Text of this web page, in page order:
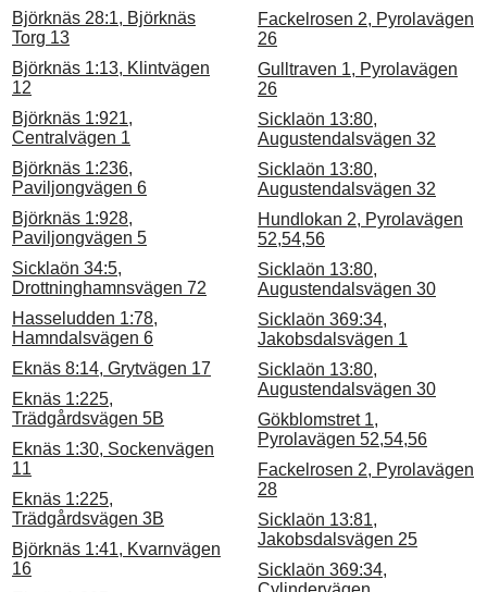
Björknäs 28:1, Björknäs
Torg 13
Björknäs 1:13, Klintvägen
12
Björknäs 1:921,
Centralvägen 1
Björknäs 1:236,
Paviljongvägen 6
Björknäs 1:928,
Paviljongvägen 5
Sicklaön 34:5,
Drottninghamnsvägen 72
Hasseludden 1:78,
Hamndalsvägen 6
Eknäs 8:14, Grytvägen 17
Eknäs 1:225,
Trädgårdsvägen 5B
Eknäs 1:30, Sockenvägen
11
Eknäs 1:225,
Trädgårdsvägen 3B
Björknäs 1:41, Kvarnvägen
16
Fackelrosen 2, Pyrolavägen
26
Gulltraven 1, Pyrolavägen
26
Sicklaön 13:80,
Augustendalsvägen 32
Sicklaön 13:80,
Augustendalsvägen 32
Hundlokan 2, Pyrolavägen
52,54,56
Sicklaön 13:80,
Augustendalsvägen 30
Sicklaön 369:34,
Jakobsdalsvägen 1
Sicklaön 13:80,
Augustendalsvägen 30
Gökblomstret 1,
Pyrolavägen 52,54,56
Fackelrosen 2, Pyrolavägen
28
Sicklaön 13:81,
Jakobsdalsvägen 25
Sicklaön 369:34,